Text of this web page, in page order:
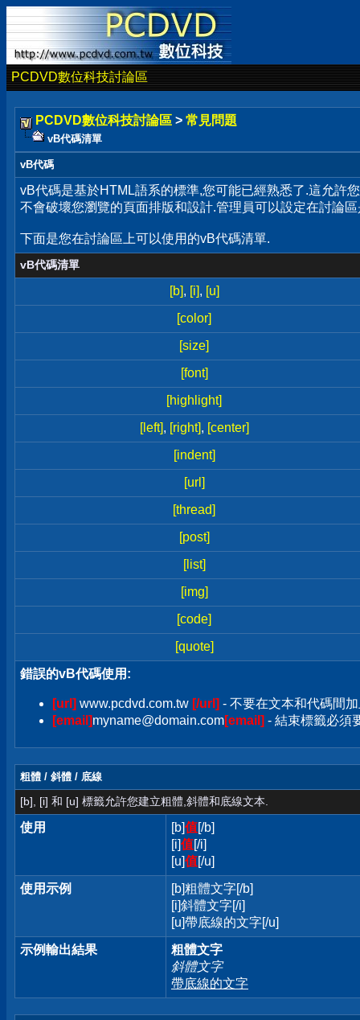
PCDVD數位科技討論區
PCDVD數位科技討論區 > 常見問題
vB代碼清單
vB代碼
vB代碼是基於HTML語系的標準,您可能已經熟悉了.這允許
不會破壞您瀏覽的頁面排版和設計.管理員可以設定在討論
下面是您在討論區上可以使用的vB代碼清單.
vB代碼清單
[b], [i], [u]
[color]
[size]
[font]
[highlight]
[left], [right], [center]
[indent]
[url]
[thread]
[post]
[list]
[img]
[code]
[quote]
錯誤的vB代碼使用:
[url] www.pcdvd.com.tw [/url] - 不要在文本和代碼間
[email]myname@domain.com[email] - 結束標籤必須
粗體 / 斜體 / 底線
[b], [i] 和 [u] 標籤允許您建立粗體,斜體和底線文本.
使用 [b]值[/b]
[i]值[/i]
[u]值[/u]
使用示例
[b]粗體文字[/b]
[i]斜體文字[/i]
[u]帶底線的文字[/u]
示例輸出結果
粗體文字
斜體文字
帶底線的文字